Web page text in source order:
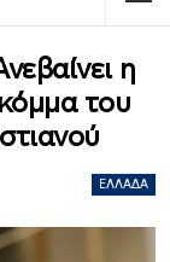
η
του
ΕΛΛΆΔΑ